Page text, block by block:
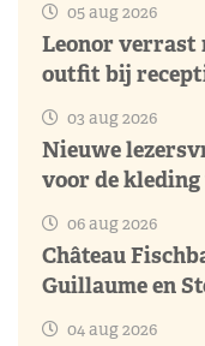
05 aug 2026
Leonor verrast
outfit bij
03 aug 2026
Nieuwe
voor de
06 aug 2026
Château
Guillaume en
04 aug 2026